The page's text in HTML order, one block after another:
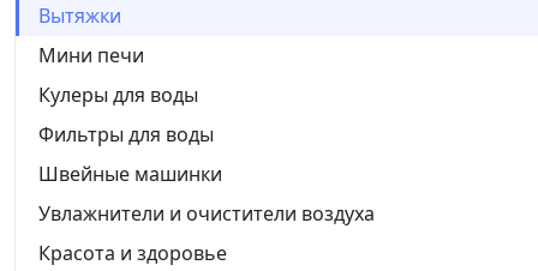
Вытяжки
Мини печи
Кулеры для воды
Фильтры для воды
Швейные машинки
Увлажнители и очистители воздуха
Красота и здоровье